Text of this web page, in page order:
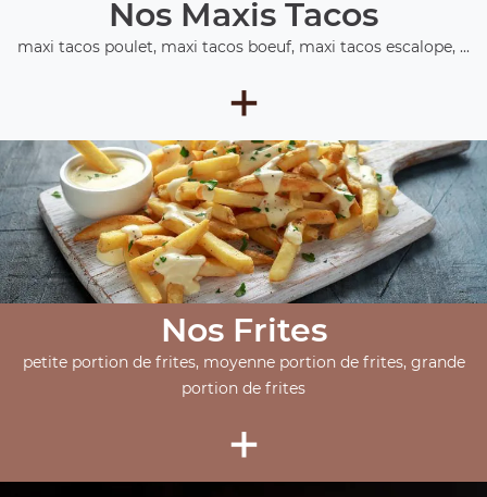
Nos Maxis Tacos
maxi tacos poulet, maxi tacos boeuf, maxi tacos escalope, ...
+
Nos Frites
petite portion de frites, moyenne portion de frites, grande
portion de frites
+